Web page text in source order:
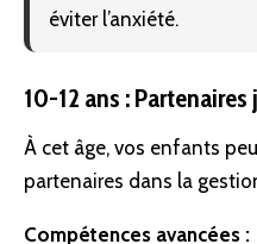
éviter l’anxiété.
10-12 ans :
À cet âge, vos enfants
partenaires dans la
Compétences avancées :